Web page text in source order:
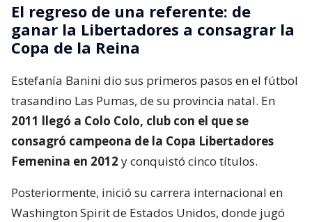
El regreso de una referente: de
ganar la Libertadores a consagrar la
Copa de la Reina
Estefanía Banini dio sus primeros pasos en el fútbol
trasandino Las Pumas, de su provincia natal. En
2011 llegó a Colo Colo, club con el que se
consagró campeona de la Copa Libertadores
Femenina en 2012 y conquistó cinco títulos.
Posteriormente, inició su carrera internacional en
Washington Spirit de Estados Unidos, donde jugó